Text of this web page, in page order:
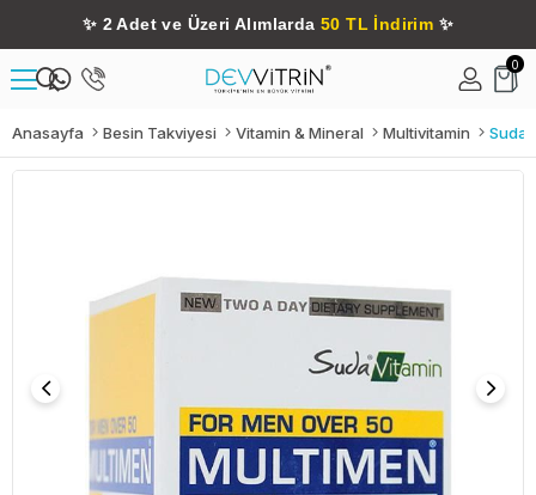
✨ 2 Adet ve Üzeri Alımlarda 50 TL İndirim ✨
0
Anasayfa Besin Takviyesi Vitamin & Mineral Multivitamin Suda